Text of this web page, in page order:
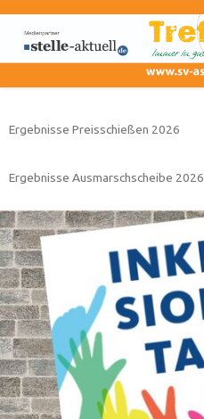
Ergebnisse Preisschießen 2026
Ergebnisse Ausmarschscheibe 2026